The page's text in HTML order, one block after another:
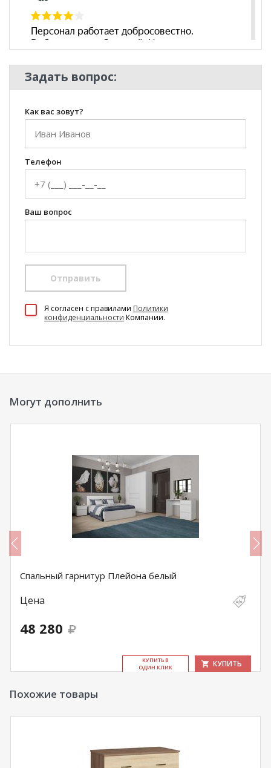
Задать вопрос:
Как вас зовут?
Телефон
Ваш вопрос
Отправить
Я согласен c правилами Политики
конфиденциальности Компании.
Могут дополнить
Спальный гарнитур Плейона белый
Цена
48 280
КУ­ПИТЬ В
ОДИН КЛИК
КУПИТЬ
Похожие товары